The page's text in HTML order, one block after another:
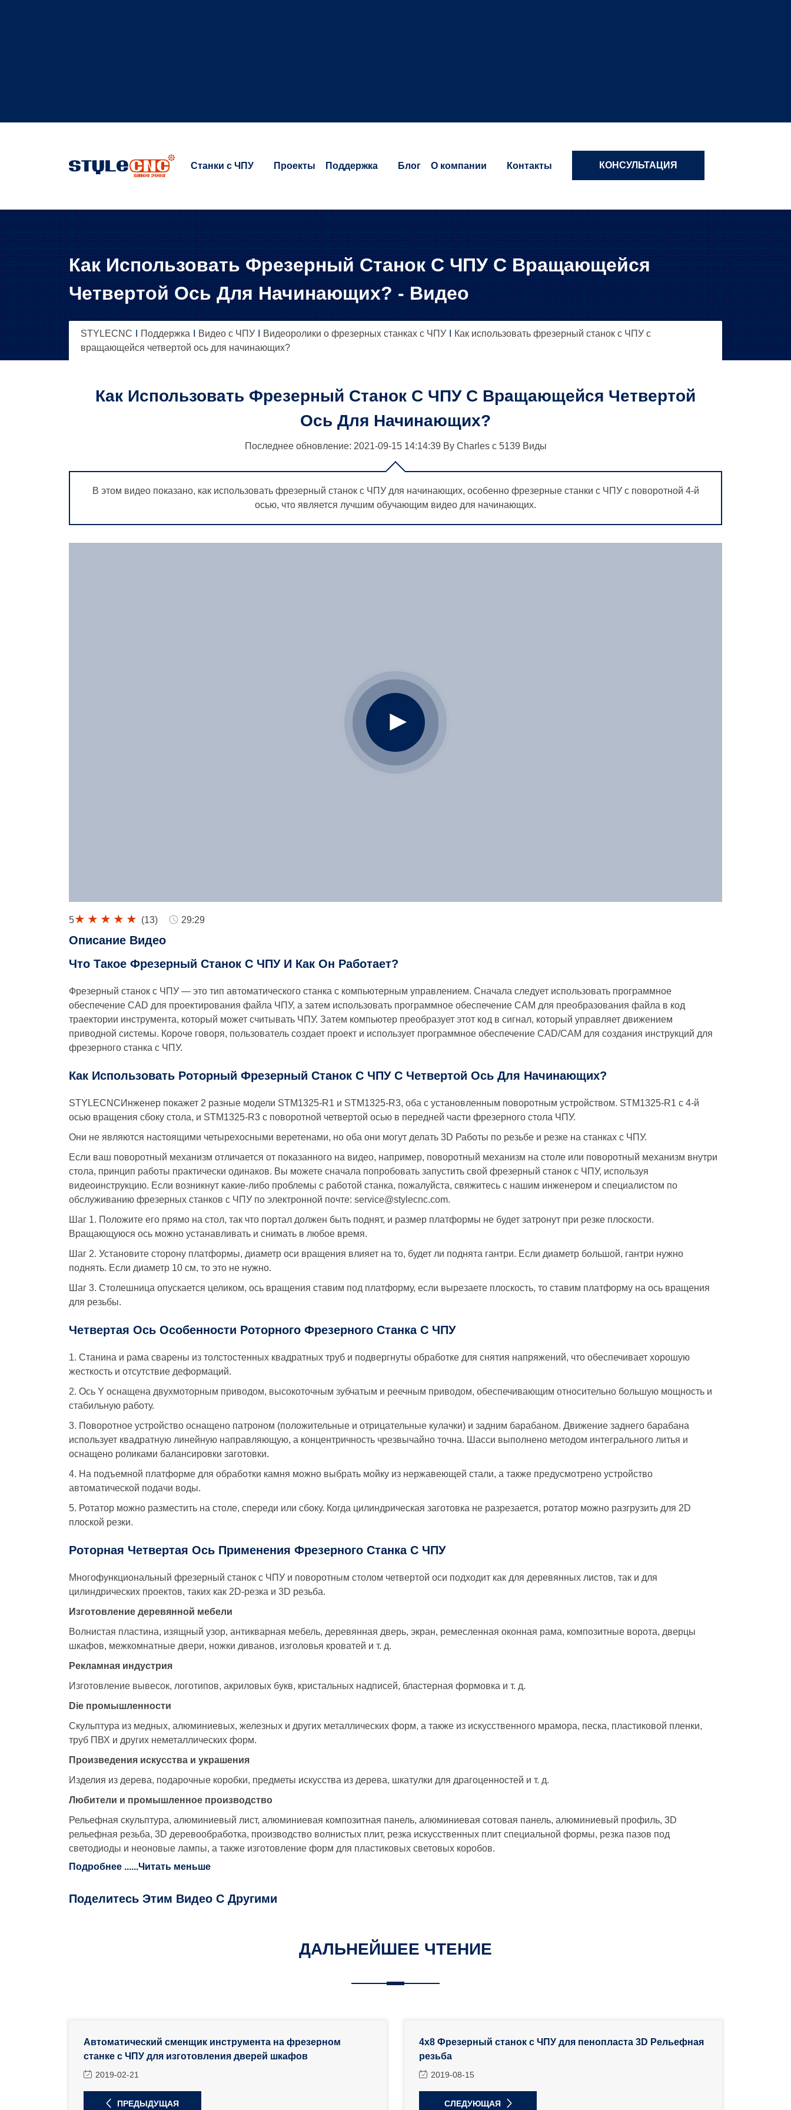
Станки с ЧПУ Проекты Поддержка Блог O компании Контакты КОНСУЛЬТАЦИЯ
Как Использовать Фрезерный Станок С ЧПУ С Вращающейся
Четвертой Ось Для Начинающих? - Видео
STYLECNC Поддержка Видео с ЧПУ Видеоролики о фрезерных станках с ЧПУ
Как использовать фрезерный станок с ЧПУ с
вращающейся четвертой ось для начинающих?
Как Использовать Фрезерный Станок С ЧПУ С Вращающейся Четвертой
Ось Для Начинающих?
Последнее обновление: 2021-09-15 14:14:39 By Charlesс 5139 Виды
В этом видео показано, как использовать фрезерный станок с ЧПУ для начинающих, особенно фрезерные станки с ЧПУ с поворотной 4-й
осью, что является лучшим обучающим видео для начинающих.
5 (13) 29:29
Описание Видео
Что Такое Фрезерный Станок С ЧПУ И Как Он Работает?
Фрезерный станок с ЧПУ — это тип автоматического станка с компьютерным управлением. Сначала следует использовать программное
обеспечение CAD для проектирования файла ЧПУ, а затем использовать программное обеспечение CAM для преобразования файла в код
траектории инструмента, который может считывать ЧПУ. Затем компьютер преобразует этот код в сигнал, который управляет движением
приводной системы. Короче говоря, пользователь создает проект и использует программное обеспечение CAD/CAM для создания инструкций для
фрезерного станка с ЧПУ.
Как Использовать Роторный Фрезерный Станок С ЧПУ С Четвертой Ось Для Начинающих?
STYLECNCИнженер покажет 2 разные модели STM1325-R1 и STM1325-R3, оба с установленным поворотным устройством. STM1325-R1 с 4-й
осью вращения сбоку стола, и STM1325-R3 с поворотной четвертой осью в передней части фрезерного стола ЧПУ.
Они не являются настоящими четырехосными веретенами, но оба они могут делать 3D Работы по резьбе и резке на станках с ЧПУ.
Если ваш поворотный механизм отличается от показанного на видео, например, поворотный механизм на столе или поворотный механизм внутри
стола, принцип работы практически одинаков. Вы можете сначала попробовать запустить свой фрезерный станок с ЧПУ, используя
видеоинструкцию. Если возникнут какие-либо проблемы с работой станка, пожалуйста, свяжитесь с нашим инженером и специалистом по
обслуживанию фрезерных станков с ЧПУ по электронной почте: service@stylecnc.com.
Шаг 1. Положите его прямо на стол, так что портал должен быть поднят, и размер платформы не будет затронут при резке плоскости.
Вращающуюся ось можно устанавливать и снимать в любое время.
Шаг 2. Установите сторону платформы, диаметр оси вращения влияет на то, будет ли поднята гантри. Если диаметр большой, гантри нужно
поднять. Если диаметр 10 см, то это не нужно.
Шаг 3. Столешница опускается целиком, ось вращения ставим под платформу, если вырезаете плоскость, то ставим платформу на ось вращения
для резьбы.
Четвертая Ось Особенности Роторного Фрезерного Станка С ЧПУ
1. Станина и рама сварены из толстостенных квадратных труб и подвергнуты обработке для снятия напряжений, что обеспечивает хорошую
жесткость и отсутствие деформаций.
2. Ось Y оснащена двухмоторным приводом, высокоточным зубчатым и реечным приводом, обеспечивающим относительно большую мощность и
стабильную работу.
3. Поворотное устройство оснащено патроном (положительные и отрицательные кулачки) и задним барабаном. Движение заднего барабана
использует квадратную линейную направляющую, а концентричность чрезвычайно точна. Шасси выполнено методом интегрального литья и
оснащено роликами балансировки заготовки.
4. На подъемной платформе для обработки камня можно выбрать мойку из нержавеющей стали, а также предусмотрено устройство
автоматической подачи воды.
5. Ротатор можно разместить на столе, спереди или сбоку. Когда цилиндрическая заготовка не разрезается, ротатор можно разгрузить для 2D
плоской резки.
Роторная Четвертая Ось Применения Фрезерного Станка С ЧПУ
Многофункциональный фрезерный станок с ЧПУ и поворотным столом четвертой оси подходит как для деревянных листов, так и для
цилиндрических проектов, таких как 2D-резка и 3D резьба.
Изготовление деревянной мебели
Волнистая пластина, изящный узор, антикварная мебель, деревянная дверь, экран, ремесленная оконная рама, композитные ворота, дверцы
шкафов, межкомнатные двери, ножки диванов, изголовья кроватей и т. д.
Рекламная индустрия
Изготовление вывесок, логотипов, акриловых букв, кристальных надписей, бластерная формовка и т. д.
Die промышленности
Скульптура из медных, алюминиевых, железных и других металлических форм, а также из искусственного мрамора, песка, пластиковой пленки,
труб ПВХ и других неметаллических форм.
Произведения искусства и украшения
Изделия из дерева, подарочные коробки, предметы искусства из дерева, шкатулки для драгоценностей и т. д.
Любители и промышленное производство
Рельефная скульптура, алюминиевый лист, алюминиевая композитная панель, алюминиевая сотовая панель, алюминиевый профиль, 3D
рельефная резьба, 3D деревообработка, производство волнистых плит, резка искусственных плит специальной формы, резка пазов под
светодиоды и неоновые лампы, а также изготовление форм для пластиковых световых коробов.
Подробнее ......Читать меньше
Поделитесь Этим Видео С Другими
ДАЛЬНЕЙШЕЕ ЧТЕНИЕ
Автоматический сменщик инструмента на фрезерном
станке с ЧПУ для изготовления дверей шкафов
2019-02-21
ПРЕДЫДУЩАЯ
4x8 Фрезерный станок с ЧПУ для пенопласта 3D Рельефная
резьба
2019-08-15
СЛЕДУЮЩАЯ